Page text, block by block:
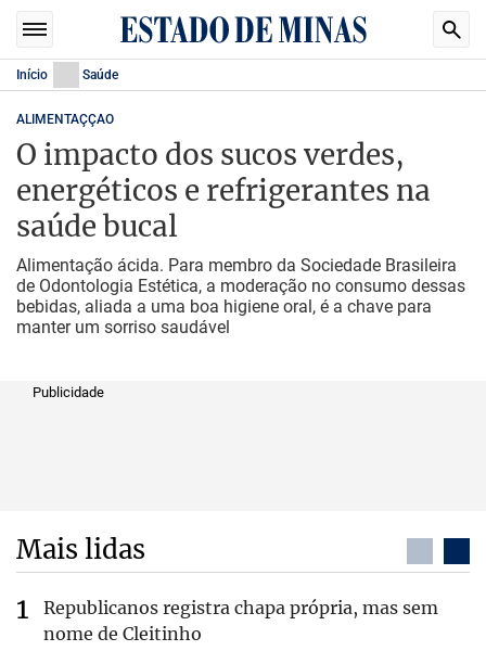
Início Saúde
ALIMENTAÇÇAO
O impacto dos sucos verdes,
energéticos e refrigerantes na
saúde bucal
Alimentação ácida. Para membro da Sociedade Brasileira
de Odontologia Estética, a moderação no consumo dessas
bebidas, aliada a uma boa higiene oral, é a chave para
manter um sorriso saudável
Publicidade
Mais lidas
Republicanos registra chapa própria, mas sem
nome de Cleitinho